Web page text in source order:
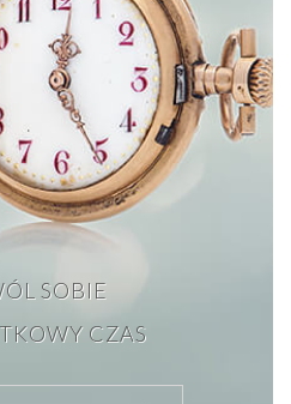
SOBIE
CZAS